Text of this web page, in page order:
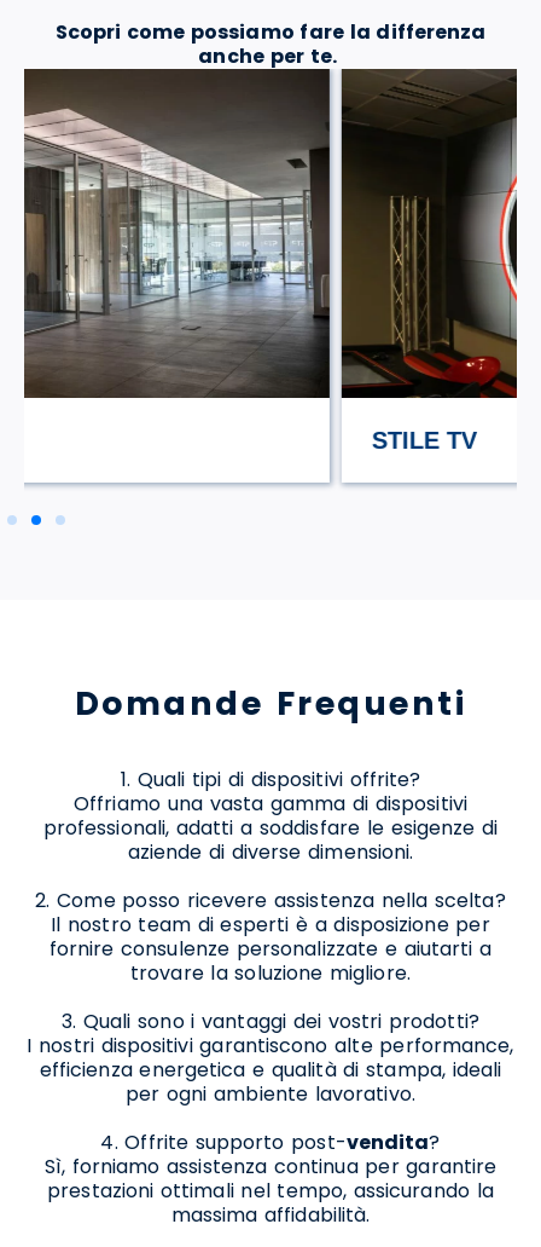
Scopri come possiamo fare la differenza
anche per te.
Domande Frequenti
1. Quali tipi di dispositivi offrite?
Offriamo una vasta gamma di dispositivi
professionali, adatti a soddisfare le esigenze di
aziende di diverse dimensioni.
2. Come posso ricevere assistenza nella scelta?
Il nostro team di esperti è a disposizione per
fornire consulenze personalizzate e aiutarti a
trovare la soluzione migliore.
3. Quali sono i vantaggi dei vostri prodotti?
I nostri dispositivi garantiscono alte performance,
efficienza energetica e qualità di stampa, ideali
per ogni ambiente lavorativo.
4. Offrite supporto post-vendita?
Sì, forniamo assistenza continua per garantire
prestazioni ottimali nel tempo, assicurando la
massima affidabilità.